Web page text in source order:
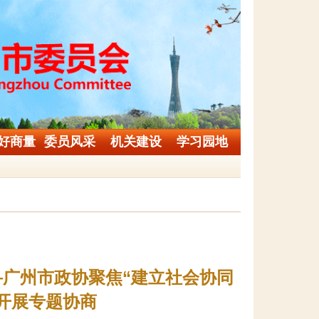
商量 委员风采 机关建设 学习园地
州市政协聚焦“建立社会协同
展专题协商